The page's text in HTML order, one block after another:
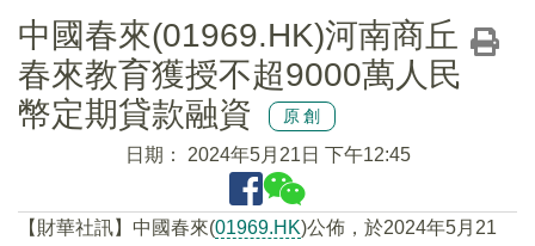
中國春來(01969.HK)河南商丘
春來教育獲授不超9000萬人民
幣定期貸款融資
原創
日期： 2024年5月21日 下午12:45
【財華社訊】中國春來(01969.HK)公佈，於2024年5月21